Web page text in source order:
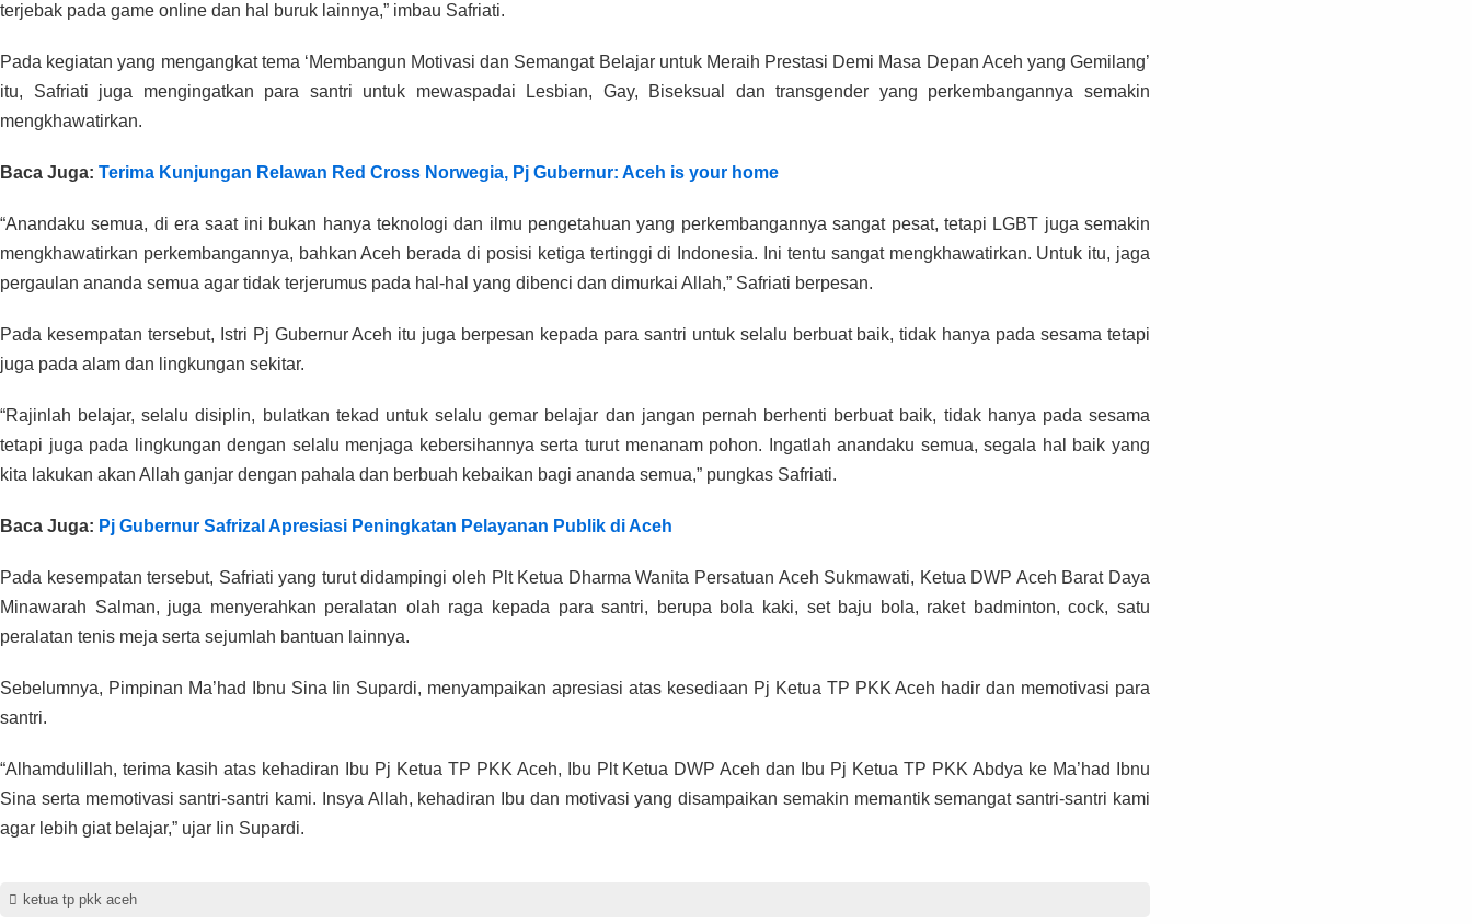
terjebak pada game online dan hal buruk lainnya,” imbau Safriati.
Pada kegiatan yang mengangkat tema ‘Membangun Motivasi dan Semangat Belajar untuk Meraih Prestasi Demi Masa Depan Aceh yang Gemilang’
itu, Safriati juga mengingatkan para santri untuk mewaspadai Lesbian, Gay, Biseksual dan transgender yang perkembangannya semakin
mengkhawatirkan.
Baca Juga: Terima Kunjungan Relawan Red Cross Norwegia, Pj Gubernur: Aceh is your home
“Anandaku semua, di era saat ini bukan hanya teknologi dan ilmu pengetahuan yang perkembangannya sangat pesat, tetapi LGBT juga semakin
mengkhawatirkan perkembangannya, bahkan Aceh berada di posisi ketiga tertinggi di Indonesia. Ini tentu sangat mengkhawatirkan. Untuk itu, jaga
pergaulan ananda semua agar tidak terjerumus pada hal-hal yang dibenci dan dimurkai Allah,” Safriati berpesan.
Pada kesempatan tersebut, Istri Pj Gubernur Aceh itu juga berpesan kepada para santri untuk selalu berbuat baik, tidak hanya pada sesama tetapi
juga pada alam dan lingkungan sekitar.
“Rajinlah belajar, selalu disiplin, bulatkan tekad untuk selalu gemar belajar dan jangan pernah berhenti berbuat baik, tidak hanya pada sesama
tetapi juga pada lingkungan dengan selalu menjaga kebersihannya serta turut menanam pohon. Ingatlah anandaku semua, segala hal baik yang
kita lakukan akan Allah ganjar dengan pahala dan berbuah kebaikan bagi ananda semua,” pungkas Safriati.
Baca Juga: Pj Gubernur Safrizal Apresiasi Peningkatan Pelayanan Publik di Aceh
Pada kesempatan tersebut, Safriati yang turut didampingi oleh Plt Ketua Dharma Wanita Persatuan Aceh Sukmawati, Ketua DWP Aceh Barat Daya
Minawarah Salman, juga menyerahkan peralatan olah raga kepada para santri, berupa bola kaki, set baju bola, raket badminton, cock, satu
peralatan tenis meja serta sejumlah bantuan lainnya.
Sebelumnya, Pimpinan Ma’had Ibnu Sina Iin Supardi, menyampaikan apresiasi atas kesediaan Pj Ketua TP PKK Aceh hadir dan memotivasi para
santri.
“Alhamdulillah, terima kasih atas kehadiran Ibu Pj Ketua TP PKK Aceh, Ibu Plt Ketua DWP Aceh dan Ibu Pj Ketua TP PKK Abdya ke Ma’had Ibnu
Sina serta memotivasi santri-santri kami. Insya Allah, kehadiran Ibu dan motivasi yang disampaikan semakin memantik semangat santri-santri kami
agar lebih giat belajar,” ujar Iin Supardi.
ketua tp pkk aceh